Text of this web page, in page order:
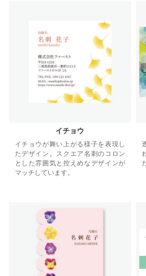
イチョウ
イチョウが舞い上がる様子を表現し
たデザイン。スクエア名刺のコロン
とした雰囲気と控えめなデザインが
マッチしています。